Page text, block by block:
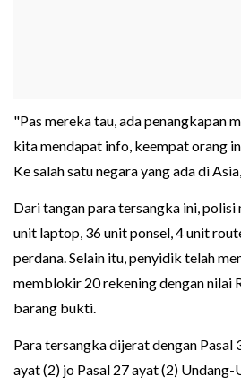
"Pas mereka tau, ada penangkapan
kita mendapat info, keempat orang
Ke salah satu negara yang ada di
Dari tangan para tersangka ini, polisi
unit laptop, 36 unit ponsel, 4 unit
perdana. Selain itu, penyidik telah
memblokir 20 rekening dengan nilai
barang bukti.
Para tersangka dijerat dengan Pasal
ayat (2) jo Pasal 27 ayat (2)